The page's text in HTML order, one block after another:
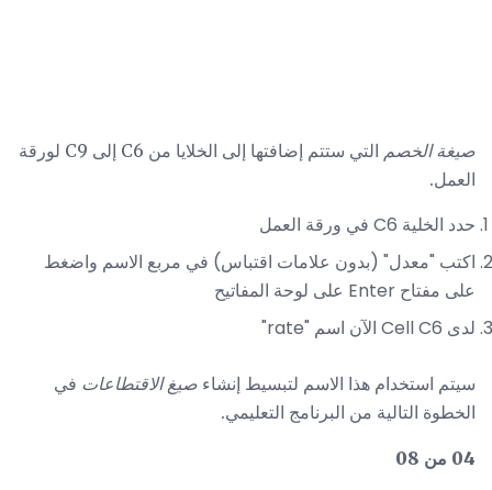
صيغة الخصم
التي ستتم إضافتها إلى الخلايا من C6 إلى C9 لورقة
العمل.
حدد الخلية C6 في ورقة العمل
اكتب "معدل" (بدون علامات اقتباس) في مربع الاسم واضغط
على مفتاح Enter على لوحة المفاتيح
لدى Cell C6 الآن اسم "rate"
سيتم استخدام هذا الاسم لتبسيط إنشاء صيغ الاقتطاعات في
الخطوة التالية من البرنامج التعليمي.
04 من 08